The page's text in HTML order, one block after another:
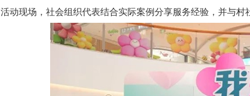
活动现场，社会组织代表结合实际案例分享服务经验，并与